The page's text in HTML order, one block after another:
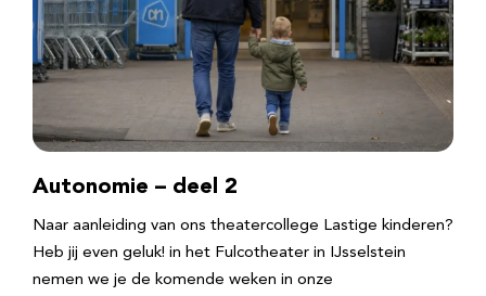
Autonomie – deel 2
Naar aanleiding van ons theatercollege Lastige kinderen?
Heb jij even geluk! in het Fulcotheater in IJsselstein
nemen we je de komende weken in onze